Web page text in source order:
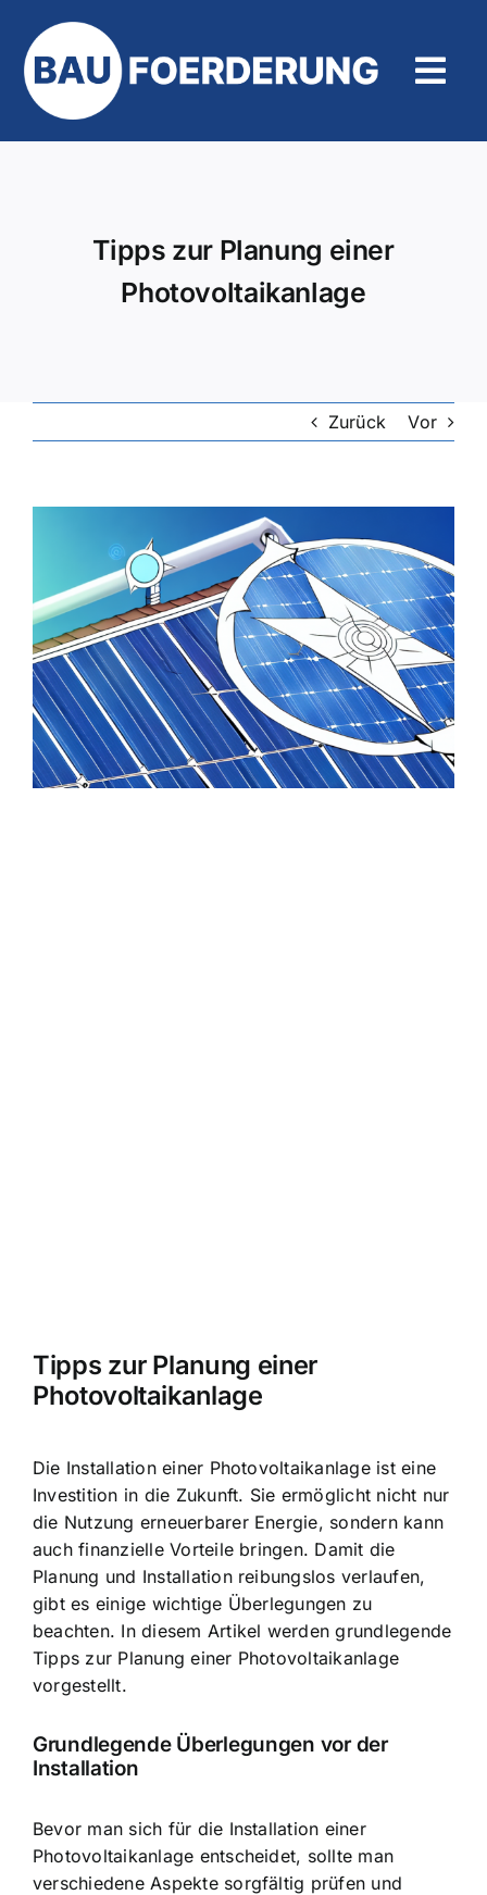
Inhalt
springen
Tipps zur Planung einer
Photovoltaikanlage
Zurück Vor
grösseres
Tipps zur Planung einer
Photovoltaikanlage
Die Installation einer Photovoltaikanlage ist eine
Investition in die Zukunft. Sie ermöglicht nicht nur
die Nutzung erneuerbarer Energie, sondern kann
auch finanzielle Vorteile bringen. Damit die
Planung und Installation reibungslos verlaufen,
gibt es einige wichtige Überlegungen zu
beachten. In diesem Artikel werden grundlegende
Tipps zur Planung einer Photovoltaikanlage
vorgestellt.
Grundlegende Überlegungen vor der
Installation
Bevor man sich für die Installation einer
Photovoltaikanlage entscheidet, sollte man
verschiedene Aspekte sorgfältig prüfen und